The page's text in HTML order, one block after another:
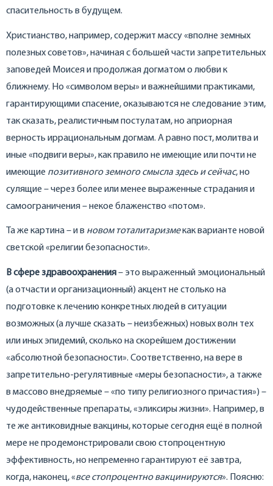
спасительность в будущем.
Христианство, например, содержит массу «вполне земных
полезных советов», начиная с большей части запретительных
заповедей Моисея и продолжая догматом о любви к
ближнему. Но «символом веры» и важнейшими практиками,
гарантирующими спасение, оказываются не следование этим,
так сказать, реалистичным постулатам, но априорная
верность иррациональным догмам. А равно пост, молитва и
иные «подвиги веры», как правило не имеющие или почти не
имеющие позитивногоземного смысла здесь и сейчас, но
сулящие – через более или менее выраженные страдания и
самоограничения – некое блаженство «потом».
Та же картина – и в новом тоталитаризмекак варианте новой
светской «религии безопасности».
В сфере здравоохранения– это выраженный эмоциональный
(а отчасти и организационный) акцент не столько на
подготовке к лечению конкретных людей в ситуации
возможных (а лучше сказать – неизбежных) новых волн тех
или иных эпидемий, сколько на скорейшем достижении
«абсолютной безопасности». Соответственно, на вере в
запретительно-регулятивные «меры безопасности», а также
в массово внедряемые – «по типу религиозного причастия») –
чудодейственные препараты, «эликсиры жизни». Например, в
те же антиковидные вакцины, которые сегодня ещё в полной
мере не продемонстрировали свою стопроцентную
эффективность, но непременно гарантируют её завтра,
когда, наконец, «все стопроцентно вакцинируются». Поясню: